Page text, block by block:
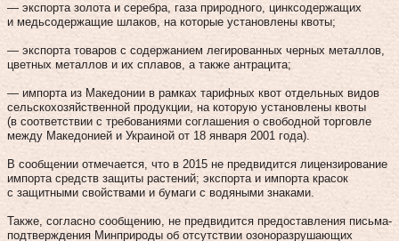
— экспорта золота и серебра, газа природного, цинксодержащих
и медьсодержащие шлаков, на которые установлены квоты;
— экспорта товаров с содержанием легированных черных металлов,
цветных металлов и их сплавов, а также антрацита;
— импорта из Македонии в рамках тарифных квот отдельных видов
сельскохозяйственной продукции, на которую установлены квоты
(в соответствии с требованиями соглашения о свободной торговле
между Македонией и Украиной от 18 января 2001 года).
В сообщении отмечается, что в 2015 не предвидится лицензирование
импорта средств защиты растений; экспорта и импорта красок
с защитными свойствами и бумаги с водяными знаками.
Также, согласно сообщению, не предвидится предоставления письма-
подтверждения Минприроды об отсутствии озоноразрушающих